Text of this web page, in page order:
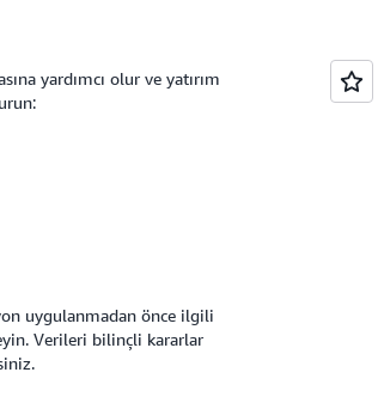
yardımcı olur ve yatırım
uygulanmadan önce ilgili
Verileri bilinçli kararlar